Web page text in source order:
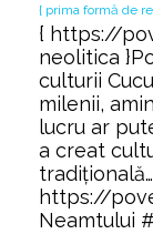
{ prima formă de
{ https://
neolitica
culturii
milenii,
lucru ar
a creat
https://
Neamtului